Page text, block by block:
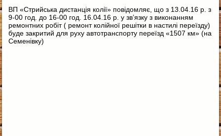
ВП «Стрийська дистанція колії» повідомляє, що з 13.04.16 р. з
9-00 год. до 16-00 год. 16.04.16 р. у зв’язку з виконанням
ремонтних робіт ( ремонт колійної решітки в настилі переїзду)
буде закритий для руху автотранспорту переїзд «1507 км» (на
Семенівку)